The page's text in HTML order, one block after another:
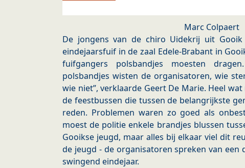
Marc Colpaert
De jongens van de chiro Uidekrij uit
eindejaarsfuif in de zaal Edele-Brabant in
fuifgangers polsbandjes moesten
polsbandjes wisten de organisatoren, wie
wie niet”, verklaarde Geert De Marie. Heel
de feestbussen die tussen de belangrijkste
reden. Problemen waren zo goed als
moest de politie enkele brandjes blussen
Gooikse jeugd, maar alles bij elkaar viel dit
de jeugd - de organisatoren spreken van een
swingend eindejaar.